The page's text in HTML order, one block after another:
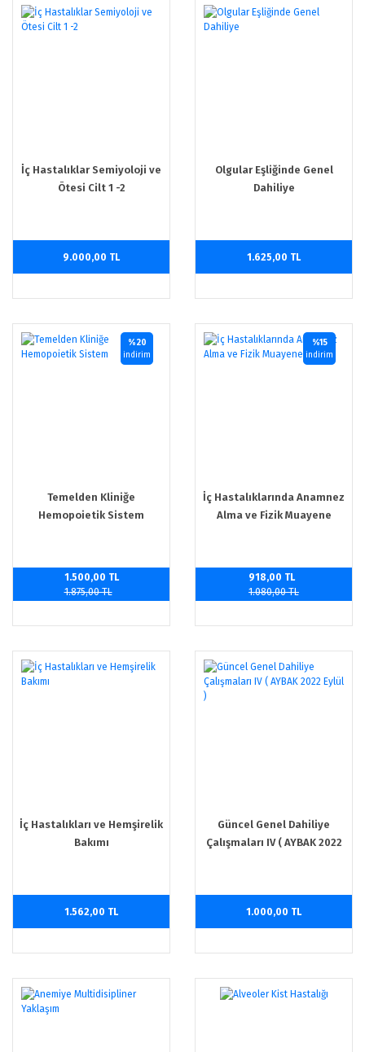
İç Hastalıklar Semiyoloji ve
Ötesi Cilt 1 -2
9.000,00 TL
Olgular Eşliğinde Genel
Dahiliye
1.625,00 TL
Temelden Kliniğe
Hemopoietik Sistem
%20
indirim
1.500,00 TL
1.875,00 TL
İç Hastalıklarında Anamnez
Alma ve Fizik Muayene
%15
indirim
918,00 TL
1.080,00 TL
İç Hastalıkları ve Hemşirelik
Bakımı
1.562,00 TL
Güncel Genel Dahiliye
Çalışmaları IV ( AYBAK 2022
1.000,00 TL